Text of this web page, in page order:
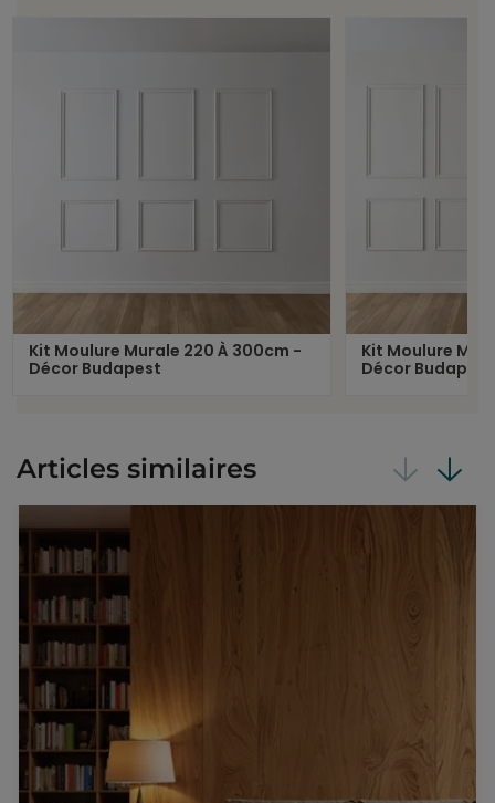
Kit Moulure Murale 220 À 300cm -
Décor Budapest
Kit Moulure
Décor Budapest
Articles similaires